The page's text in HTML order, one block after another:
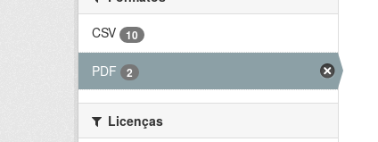
CSV
10
PDF 2
Licenças